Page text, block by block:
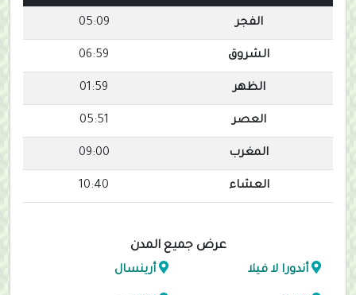
الفجر 05:09
الشروق 06:59
الظهر 01:59
العصر 05:51
المغرب 09:00
العشاء 10:40
عرض جميع المدن
أندورا لا فيلا أرينسال